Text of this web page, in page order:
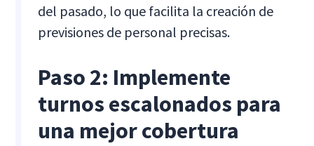
del pasado, lo que facilita la creación de
previsiones de personal precisas.
Paso 2: Implemente
turnos escalonados para
una mejor cobertura